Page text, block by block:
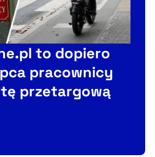
to dopiero
pracownicy
przetargową